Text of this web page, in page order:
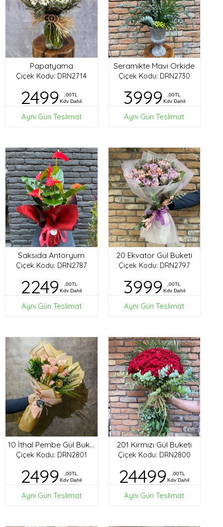
Papatyama
Çiçek Kodu: DRN2714
2499
,00TL
Kdv Dahil
Aynı Gün Teslimat
Seramikte Mavi Orkide
Çiçek Kodu: DRN2730
3999
,00TL
Kdv Dahil
Aynı Gün Teslimat
Saksıda Antoryum
Çiçek Kodu: DRN2787
2249
,00TL
Kdv Dahil
Aynı Gün Teslimat
20 Ekvator Gül Buketi
Çiçek Kodu: DRN2797
3999
,00TL
Kdv Dahil
Aynı Gün Teslimat
10 İthal Pembe Gül Buketi
Çiçek Kodu: DRN2801
2499
,00TL
Kdv Dahil
Aynı Gün Teslimat
201 Kırmızı Gül Buketi
Çiçek Kodu: DRN2800
24499
,00TL
Kdv Dahil
Aynı Gün Teslimat